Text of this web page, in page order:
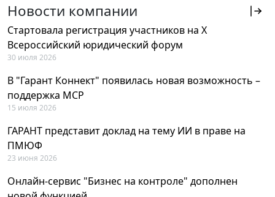
Новости компании
Стартовала регистрация участников на X
Всероссийский юридический форум
30 июля 2026
В "Гарант Коннект" появилась новая возможность –
поддержка MCP
15 июля 2026
ГАРАНТ представит доклад на тему ИИ в праве на
ПМЮФ
23 июня 2026
Онлайн-сервис "Бизнес на контроле" дополнен